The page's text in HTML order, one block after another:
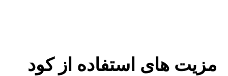
مزیت های استفاده از کود